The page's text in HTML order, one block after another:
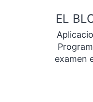
contenido
EL
examen